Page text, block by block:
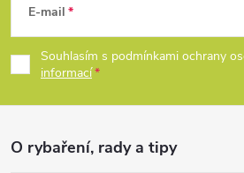
p
a
E-mail
Souhlasím s podmínkami ochrany
informací
O rybaření, rady a tipy